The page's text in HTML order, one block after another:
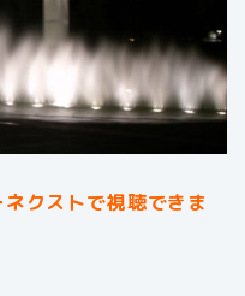
クストで視聴できま